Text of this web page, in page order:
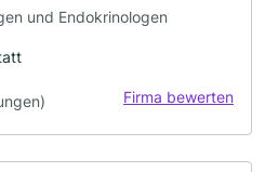
und Endokrinologen
Firma bewerten